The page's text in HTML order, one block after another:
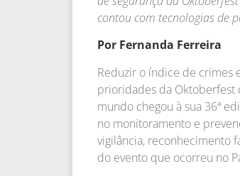
contou com tecnologias de
Por Fernanda Ferreira
Reduzir o índice de crimes
prioridades da Oktoberfest
mundo chegou à sua 36ª
no monitoramento e
vigilância, reconhecimento
do evento que ocorreu no